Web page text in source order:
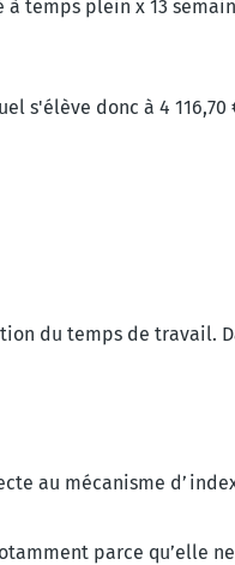
temps plein x 13
s'élève donc à 4
du temps de travail.
au mécanisme
parce qu’elle